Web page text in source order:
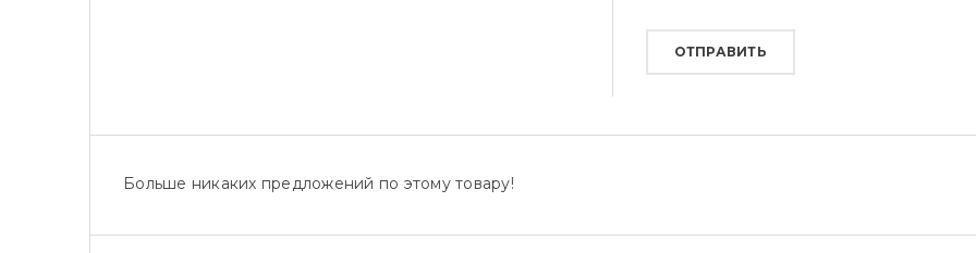
Больше никаких предложений по этому товару!